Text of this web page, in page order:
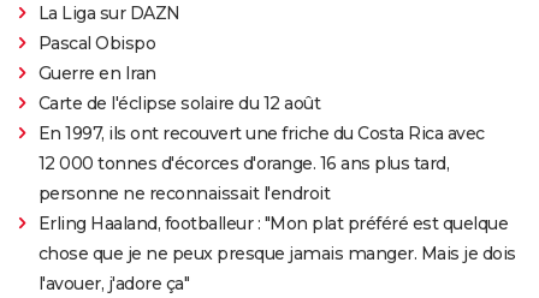
La Liga sur DAZN
Pascal Obispo
Guerre en Iran
Carte de l'éclipse solaire du 12 août
En 1997, ils ont recouvert une friche du Costa Rica avec
12 000 tonnes d'écorces d'orange. 16 ans plus tard,
personne ne reconnaissait l'endroit
Erling Haaland, footballeur : "Mon plat préféré est quelque
chose que je ne peux presque jamais manger. Mais je dois
l'avouer, j'adore ça"